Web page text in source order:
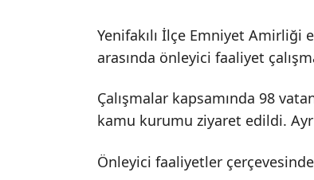
Yenifakılı İlçe Emniyet Amirliği
arasında önleyici faaliyet
Çalışmalar kapsamında 98
kamu kurumu ziyaret edildi.
Önleyici faaliyetler